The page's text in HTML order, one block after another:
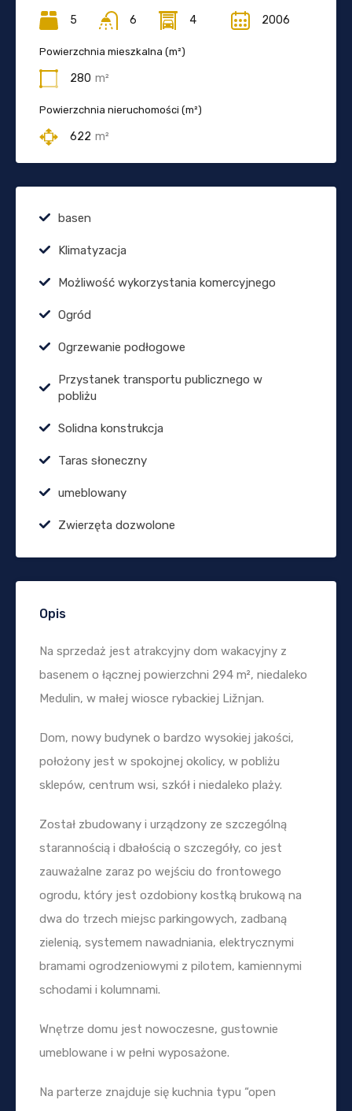
5 6 4 2006
Powierzchnia mieszkalna (m²)
280 m²
Powierzchnia nieruchomości (m²)
622 m²
basen
Klimatyzacja
Możliwość wykorzystania komercyjnego
Ogród
Ogrzewanie podłogowe
Przystanek transportu publicznego w
pobliżu
Solidna konstrukcja
Taras słoneczny
umeblowany
Zwierzęta dozwolone
Opis
Na sprzedaż jest atrakcyjny dom wakacyjny z
basenem o łącznej powierzchni 294 m², niedaleko
Medulin, w małej wiosce rybackiej Ližnjan.
Dom, nowy budynek o bardzo wysokiej jakości,
położony jest w spokojnej okolicy, w pobliżu
sklepów, centrum wsi, szkół i niedaleko plaży.
Został zbudowany i urządzony ze szczególną
starannością i dbałością o szczegóły, co jest
zauważalne zaraz po wejściu do frontowego
ogrodu, który jest ozdobiony kostką brukową na
dwa do trzech miejsc parkingowych, zadbaną
zielenią, systemem nawadniania, elektrycznymi
bramami ogrodzeniowymi z pilotem, kamiennymi
schodami i kolumnami.
Wnętrze domu jest nowoczesne, gustownie
umeblowane i w pełni wyposażone.
Na parterze znajduje się kuchnia typu “open